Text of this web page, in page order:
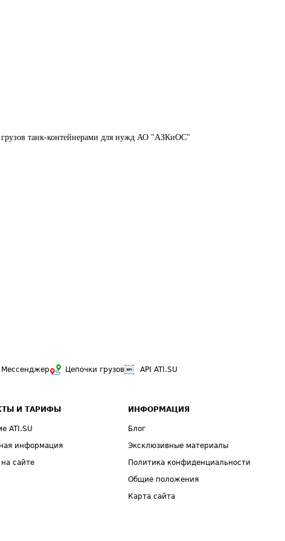
грузов танк-контейнерами для нужд АО "АЗКиОС"
Цепочки грузов API ATI.SU
И ТАРИФЫ
ATI.SU
информация
сайте
ИНФОРМАЦИЯ
Блог
Эксклюзивные материалы
Политика конфиденциальности
Общие положения
Карта сайта